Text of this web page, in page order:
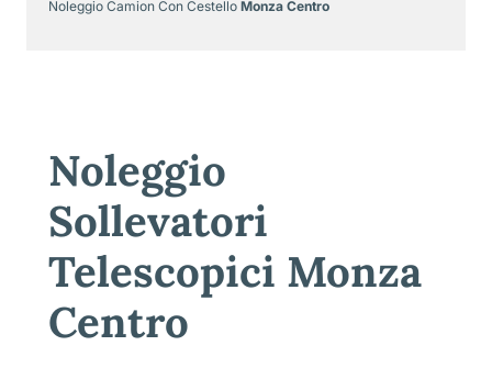
Noleggio Camion Con Cestello Monza Centro
Noleggio
Sollevatori
Telescopici Monza
Centro